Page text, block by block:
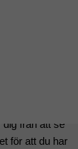
från att se
för att du har